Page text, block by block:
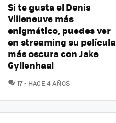
Si te gusta el Denis
Villeneuve más
enigmático, puedes ver
en streaming su película
más oscura con Jake
Gyllenhaal
17COMENTARIOS
HACE 4 AÑOS